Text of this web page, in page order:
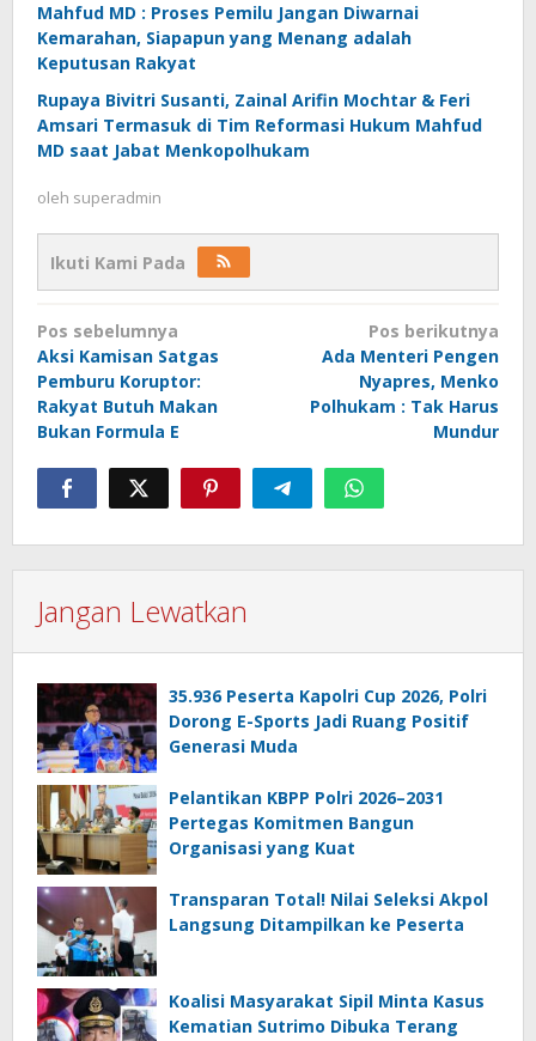
Mahfud MD : Proses Pemilu Jangan Diwarnai
Kemarahan, Siapapun yang Menang adalah
Keputusan Rakyat
Rupaya Bivitri Susanti, Zainal Arifin Mochtar & Feri
Amsari Termasuk di Tim Reformasi Hukum Mahfud
MD saat Jabat Menkopolhukam
oleh superadmin
Ikuti Kami Pada
Navigasi
pos
Pos sebelumnya
Aksi Kamisan Satgas
Pemburu Koruptor:
Rakyat Butuh Makan
Bukan Formula E
Pos berikutnya
Ada Menteri Pengen
Nyapres, Menko
Polhukam : Tak Harus
Mundur
Jangan Lewatkan
35.936 Peserta Kapolri Cup 2026, Polri
Dorong E-Sports Jadi Ruang Positif
Generasi Muda
Pelantikan KBPP Polri 2026–2031
Pertegas Komitmen Bangun
Organisasi yang Kuat
Transparan Total! Nilai Seleksi Akpol
Langsung Ditampilkan ke Peserta
Koalisi Masyarakat Sipil Minta Kasus
Kematian Sutrimo Dibuka Terang